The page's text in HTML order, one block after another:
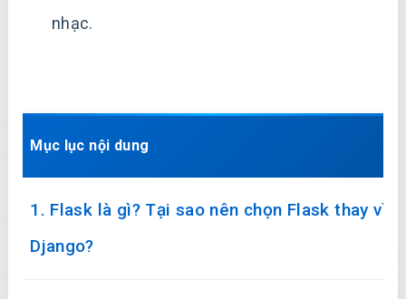
nhạc.
Mục lục nội dung
1. Flask là gì? Tại sao nên chọn Flask thay vì
Django?